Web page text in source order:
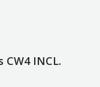
CW4 INCL.